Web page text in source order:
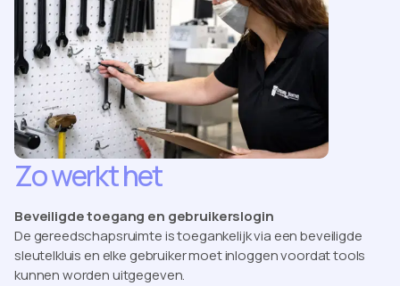
Zo werkt het
Beveiligde toegang en gebruikerslogin
De gereedschapsruimte is toegankelijk via een beveiligde
sleutelkluis en elke gebruiker moet inloggen voordat tools
kunnen worden uitgegeven.